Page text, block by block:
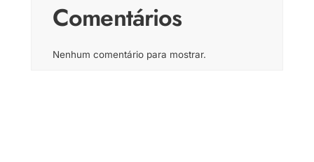
Comentários
Nenhum comentário para mostrar.